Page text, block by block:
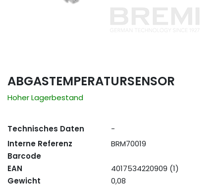
ABGASTEMPERATURSENSOR
Hoher Lagerbestand
Technisches Daten
-
Interne Referenz
BRM70019
Barcode
EAN
4017534220909 (1)
Gewicht
0,08